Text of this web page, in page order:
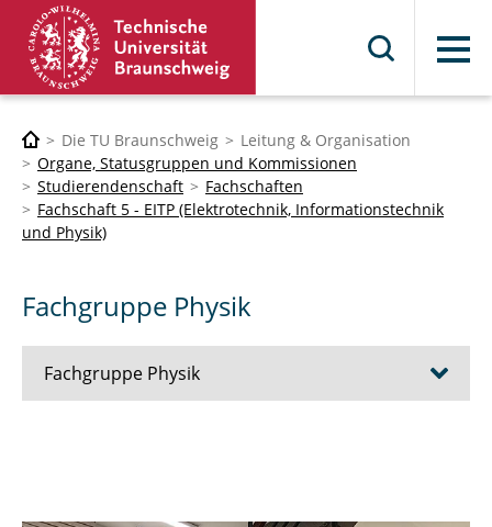
Menü
Die TU Braunschweig
Leitung & Organisation
Organe, Statusgruppen und Kommissionen
Studierendenschaft
Fachschaften
Fachschaft 5 - EITP (Elektrotechnik, Informationstechnik
und Physik)
Fachgruppe Physik
Fachgruppe Physik